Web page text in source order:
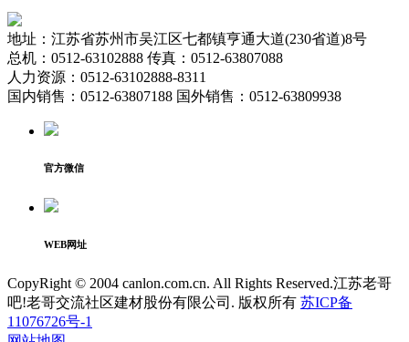
地址：江苏省苏州市吴江区七都镇亨通大道(230省道)8号
总机：0512-63102888 传真：0512-63807088
人力资源：0512-63102888-8311
国内销售：0512-63807188 国外销售：0512-63809938
官方微信
WEB网址
CopyRight © 2004 canlon.com.cn. All Rights Reserved.江苏老哥
吧!老哥交流社区建材股份有限公司. 版权所有 苏ICP备
11076726号-1